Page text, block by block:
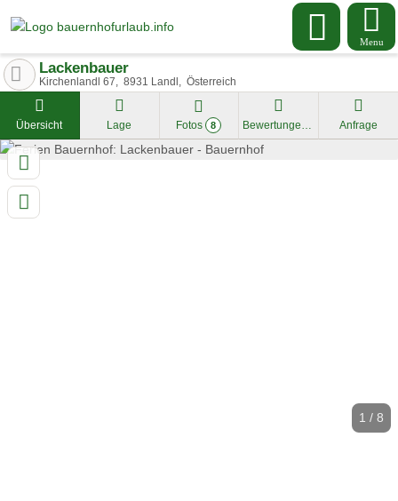
Menu
Lackenbauer
Kirchenlandl 67 8931 Landl Österreich
Übersicht Lage Fotos 8 Bewertungen Anfrage
1 / 8